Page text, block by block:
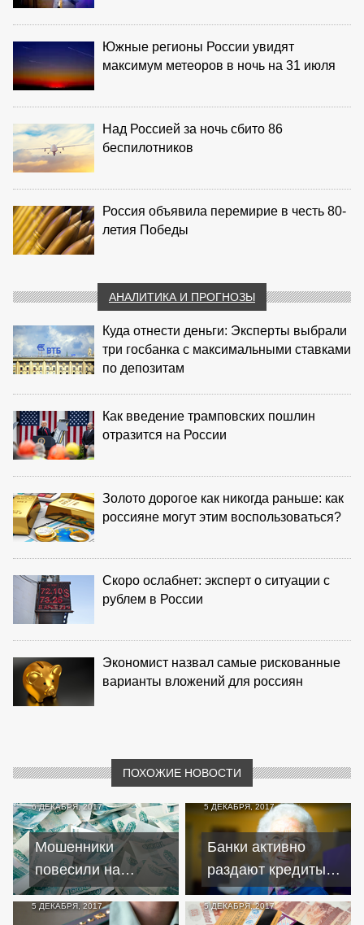
Южные регионы России увидят
максимум метеоров в ночь на 31 июля
Над Россией за ночь сбито 86
беспилотников
Россия объявила перемирие в честь 80-
летия Победы
АНАЛИТИКА И ПРОГНОЗЫ
Куда отнести деньги: Эксперты выбрали
три госбанка с максимальными ставками
по депозитам
Как введение трамповских пошлин
отразится на России
Золото дорогое как никогда раньше: как
россияне могут этим воспользоваться?
Скоро ослабнет: эксперт о ситуации с
рублем в России
Экономист назвал самые рискованные
варианты вложений для россиян
ПОХОЖИЕ НОВОСТИ
6 ДЕКАБРЯ, 2017
Мошенники
повесили на
жительницу
Вологды кредит
5 ДЕКАБРЯ, 2017
Банки активно
раздают кредиты
возрастным
заемщикам
5 ДЕКАБРЯ, 2017 5 ДЕКАБРЯ, 2017